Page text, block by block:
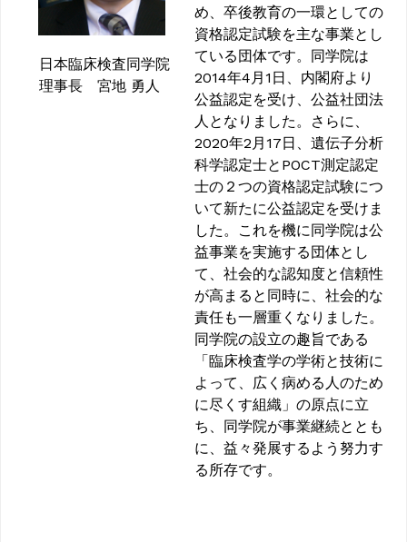
日本臨床検査同学院
理事長 宮地 勇人
め、卒後教育の一環としての
資格認定試験を主な事業とし
ている団体です。同学院は
2014年4月1日、内閣府より
公益認定を受け、公益社団法
人となりました。さらに、
2020年2月17日、遺伝子分析
科学認定士とPOCT測定認定
士の２つの資格認定試験につ
いて新たに公益認定を受けま
した。これを機に同学院は公
益事業を実施する団体とし
て、社会的な認知度と信頼性
が高まると同時に、社会的な
責任も一層重くなりました。
同学院の設立の趣旨である
「臨床検査学の学術と技術に
よって、広く病める人のため
に尽くす組織」の原点に立
ち、同学院が事業継続ととも
に、益々発展するよう努力す
る所存です。